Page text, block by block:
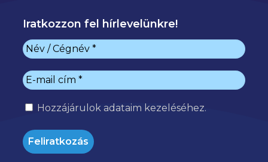
Iratkozzon fel hírlevelünkre!
Hozzájárulok adataim kezeléséhez.